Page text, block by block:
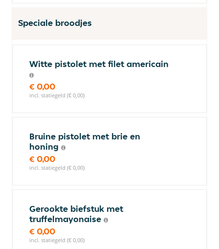
Speciale broodjes
Witte pistolet met filet americain
€ 0,00
incl. statiegeld (€ 0,00)
Bruine pistolet met brie en
honing
€ 0,00
incl. statiegeld (€ 0,00)
Gerookte biefstuk met
truffelmayonaise
€ 0,00
incl. statiegeld (€ 0,00)